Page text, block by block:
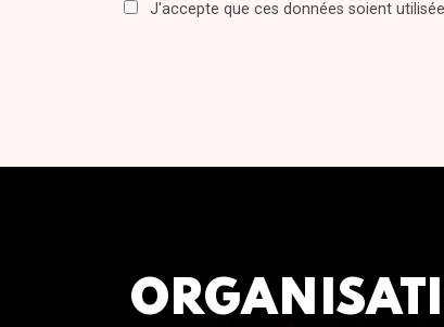
J'accepte que ces données soient